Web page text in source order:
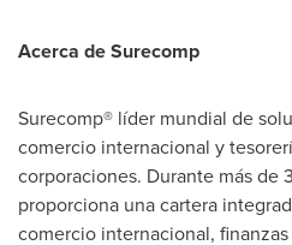
Acerca de Surecomp
Surecomp® líder mundial de
comercio internacional y
corporaciones. Durante más de
proporciona una cartera
comercio internacional,